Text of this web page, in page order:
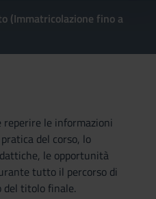
(Immatricolazione fino a
reperire le informazioni
del corso, lo
le opportunità
tutto il percorso di
del titolo finale.